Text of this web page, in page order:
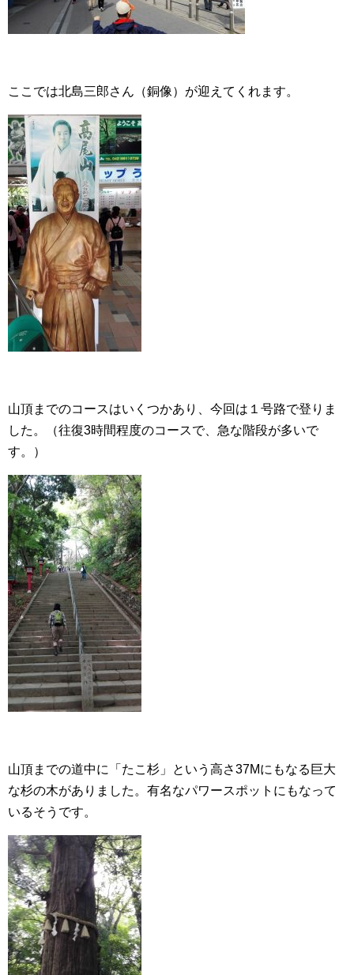
ここでは北島三郎さん（銅像）が迎えてくれます。
山頂までのコースはいくつかあり、今回は１号路で登りま
した。（往復3時間程度のコースで、急な階段が多いで
す。）
山頂までの道中に「たこ杉」という高さ37Mにもなる巨大
な杉の木がありました。有名なパワースポットにもなって
いるそうです。